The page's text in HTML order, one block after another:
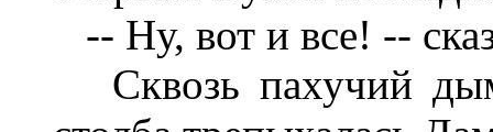
-- Ну, вот и все! --
Сквозь пахучий